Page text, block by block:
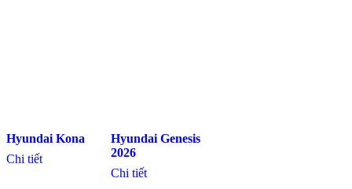
Hyundai Kona
Chi tiết
Hyundai Genesis
2026
Chi tiết